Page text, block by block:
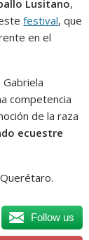
Lusitano,
estefestival, que
en el
competencia
de la raza
ecuestre
Follow us